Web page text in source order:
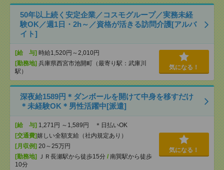
50年以上続く安定企業／コスモグループ／実務未経
験OK／週1日・2h～／資格が活きる訪問介護[アルバ
イト]
[給 与] 時給1,520円～2,010円
[勤務地] 兵庫県西宮市池開町（最寄り駅：武庫川
駅）
気になる！
深夜給1589円＊ダンボールを開けて中身を移すだけ
＊未経験OK＊男性活躍中[派遣]
[給 与] 1,271円 ～1,589円 ＊日払いOK
[交通費]嬉しい全額支給（社内規定あり）
[月収例] 20～25万円
[勤務地]
ＪＲ長瀬駅から徒歩15分 / 南巽駅から徒歩
10分
気になる！